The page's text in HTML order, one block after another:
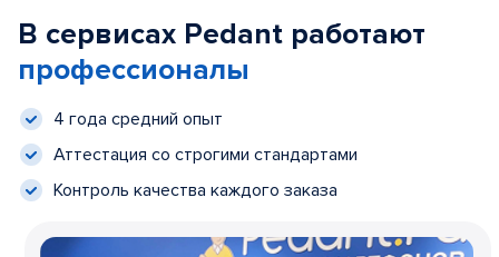
В сервисах Pedant работают
профессионалы
4 года средний опыт
Аттестация со строгими стандартами
Контроль качества каждого заказа